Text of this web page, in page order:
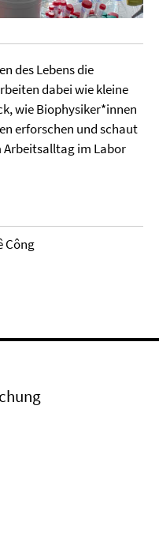
des Lebens die
dabei wie kleine
wie Biophysiker*innen
erforschen und schaut
Arbeitsalltag im Labor
Công